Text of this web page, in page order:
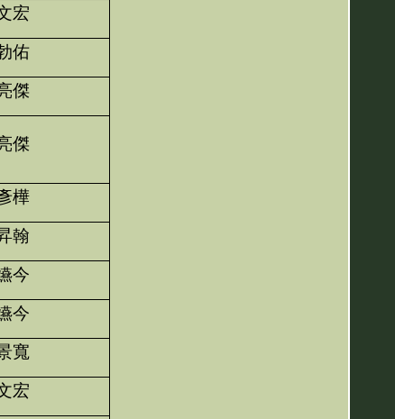
宏
佑
傑
傑
樺
翰
今
今
寬
宏